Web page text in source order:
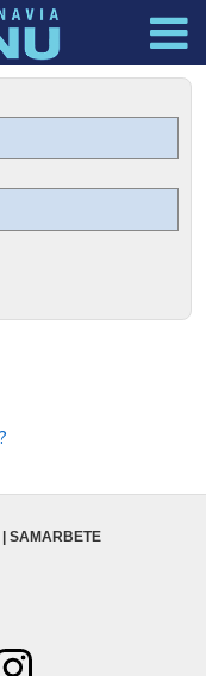
SAMARBETE